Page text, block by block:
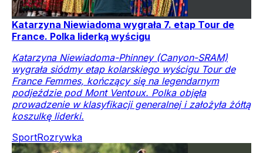
Katarzyna Niewiadoma wygrała 7. etap Tour de
France. Polka liderką wyścigu
Katarzyna Niewiadoma-Phinney (Canyon-SRAM)
wygrała siódmy etap kolarskiego wyścigu Tour de
France Femmes, kończący się na legendarnym
podjeździe pod Mont Ventoux. Polka objęła
prowadzenie w klasyfikacji generalnej i założyła żółtą
koszulkę liderki.
SportRozrywka